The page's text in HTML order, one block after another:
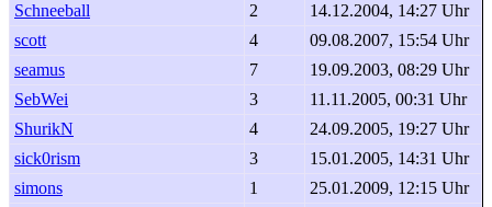
Schneeball
2
14.12.2004, 14:27 Uhr
scott
4
09.08.2007, 15:54 Uhr
seamus
7
19.09.2003, 08:29 Uhr
SebWei
3
11.11.2005, 00:31 Uhr
ShurikN
4
24.09.2005, 19:27 Uhr
sick0rism
3
15.01.2005, 14:31 Uhr
simons
1
25.01.2009, 12:15 Uhr